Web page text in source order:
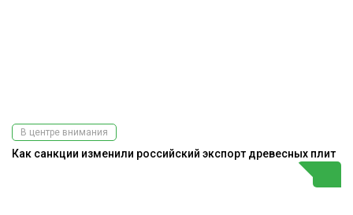
В центре внимания
Как санкции изменили российский экспорт древесных плит